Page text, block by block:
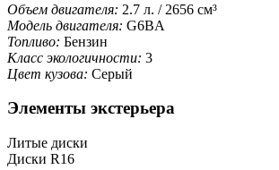
Объем двигателя: 2.7 л. / 2656 см³
Модель двигателя: G6BA
Топливо: Бензин
Класс экологичности: 3
Цвет кузова: Серый
Элементы экстерьера
Литые диски
Диски R16